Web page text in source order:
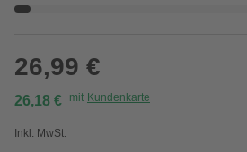
26,99 €
26,18 € mit Kundenkarte
Inkl. MwSt.